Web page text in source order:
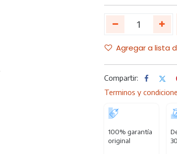
Agregar a lista
Compartir:
Terminos y
100% garantía
original